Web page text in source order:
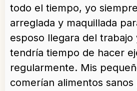
todo el tiempo, yo
arreglada y maquillada
esposo llegara del trabajo
tendría tiempo de hacer
regularmente. Mis
comerían alimentos sanos